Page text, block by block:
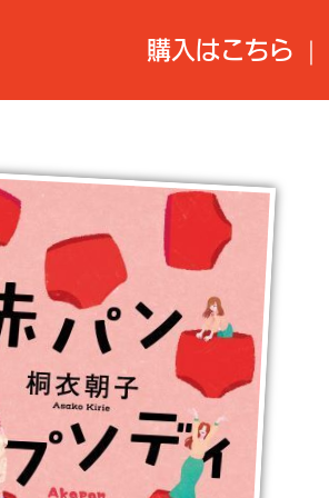
購入はこちら